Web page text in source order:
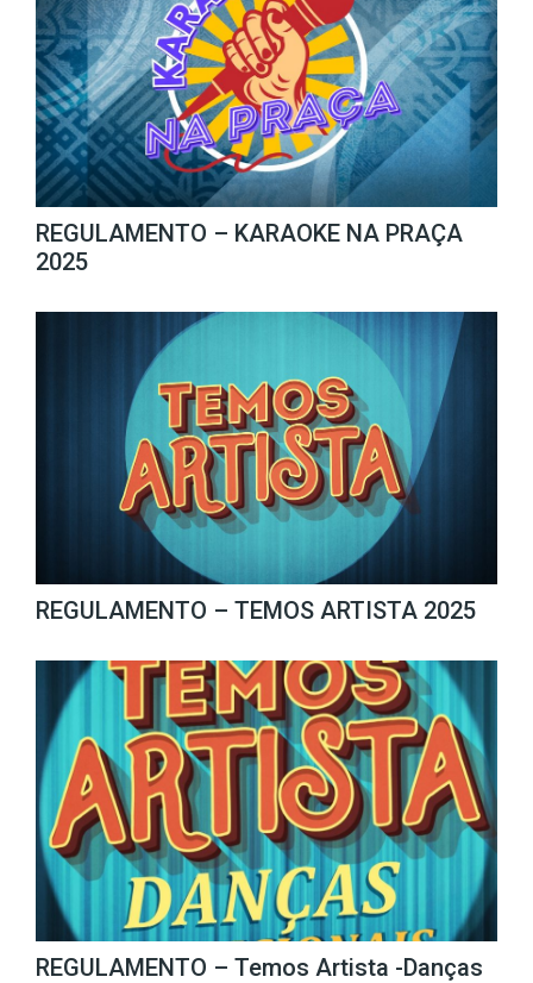
REGULAMENTO – KARAOKE NA PRAÇA
2025
REGULAMENTO – TEMOS ARTISTA 2025
REGULAMENTO – Temos Artista -Danças